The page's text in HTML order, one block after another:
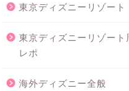
東京ディズニーリゾート
東京ディズニーリゾート
レポ
海外ディズニー全般